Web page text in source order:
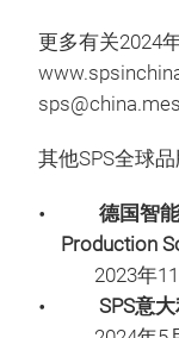
更多有关2024
其他SPS全球
德国智
Production
2023年
SPS意大